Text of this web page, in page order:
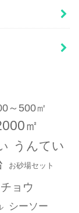
～500㎡
㎡
うんてい
お砂場セット
ョウ
シーソー